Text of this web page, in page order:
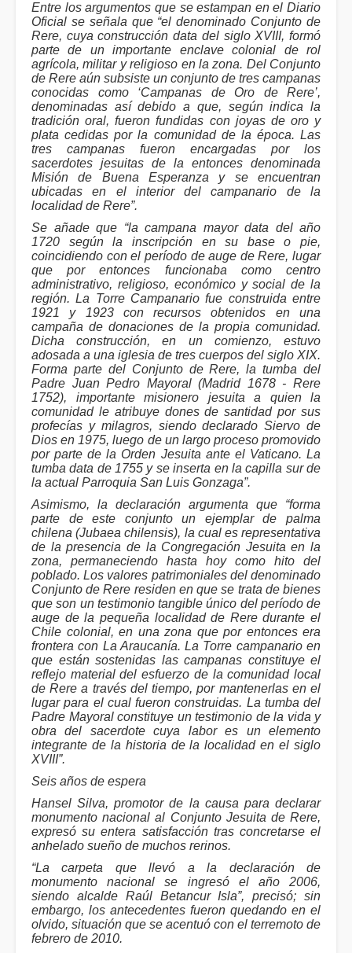
Entre los argumentos que se estampan en el Diario
Oficial se señala que “el denominado Conjunto de
Rere, cuya construcción data del siglo XVIII, formó
parte de un importante enclave colonial de rol
agrícola, militar y religioso en la zona. Del Conjunto
de Rere aún subsiste un conjunto de tres campanas
conocidas como ‘Campanas de Oro de Rere’,
denominadas así debido a que, según indica la
tradición oral, fueron fundidas con joyas de oro y
plata cedidas por la comunidad de la época. Las
tres campanas fueron encargadas por los
sacerdotes jesuitas de la entonces denominada
Misión de Buena Esperanza y se encuentran
ubicadas en el interior del campanario de la
localidad de Rere”.
Se añade que “la campana mayor data del año
1720 según la inscripción en su base o pie,
coincidiendo con el período de auge de Rere, lugar
que por entonces funcionaba como centro
administrativo, religioso, económico y social de la
región. La Torre Campanario fue construida entre
1921 y 1923 con recursos obtenidos en una
campaña de donaciones de la propia comunidad.
Dicha construcción, en un comienzo, estuvo
adosada a una iglesia de tres cuerpos del siglo XIX.
Forma parte del Conjunto de Rere, la tumba del
Padre Juan Pedro Mayoral (Madrid 1678 - Rere
1752), importante misionero jesuita a quien la
comunidad le atribuye dones de santidad por sus
profecías y milagros, siendo declarado Siervo de
Dios en 1975, luego de un largo proceso promovido
por parte de la Orden Jesuita ante el Vaticano. La
tumba data de 1755 y se inserta en la capilla sur de
la actual Parroquia San Luis Gonzaga”.
Asimismo, la declaración argumenta que “forma
parte de este conjunto un ejemplar de palma
chilena (Jubaea chilensis), la cual es representativa
de la presencia de la Congregación Jesuita en la
zona, permaneciendo hasta hoy como hito del
poblado. Los valores patrimoniales del denominado
Conjunto de Rere residen en que se trata de bienes
que son un testimonio tangible único del período de
auge de la pequeña localidad de Rere durante el
Chile colonial, en una zona que por entonces era
frontera con La Araucanía. La Torre campanario en
que están sostenidas las campanas constituye el
reflejo material del esfuerzo de la comunidad local
de Rere a través del tiempo, por mantenerlas en el
lugar para el cual fueron construidas. La tumba del
Padre Mayoral constituye un testimonio de la vida y
obra del sacerdote cuya labor es un elemento
integrante de la historia de la localidad en el siglo
XVIII”.
Seis años de espera
Hansel Silva, promotor de la causa para declarar
monumento nacional al Conjunto Jesuita de Rere,
expresó su entera satisfacción tras concretarse el
anhelado sueño de muchos rerinos.
“La carpeta que llevó a la declaración de
monumento nacional se ingresó el año 2006,
siendo alcalde Raúl Betancur Isla”, precisó; sin
embargo, los antecedentes fueron quedando en el
olvido, situación que se acentuó con el terremoto de
febrero de 2010.